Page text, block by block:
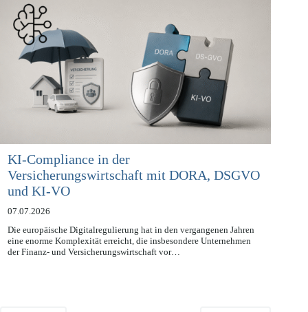
KI-Compliance in der
Versicherungswirtschaft mit DORA, DSGVO
und KI-VO
07.07.2026
Die europäische Digitalregulierung hat in den vergangenen Jahren
eine enorme Komplexität erreicht, die insbesondere Unternehmen